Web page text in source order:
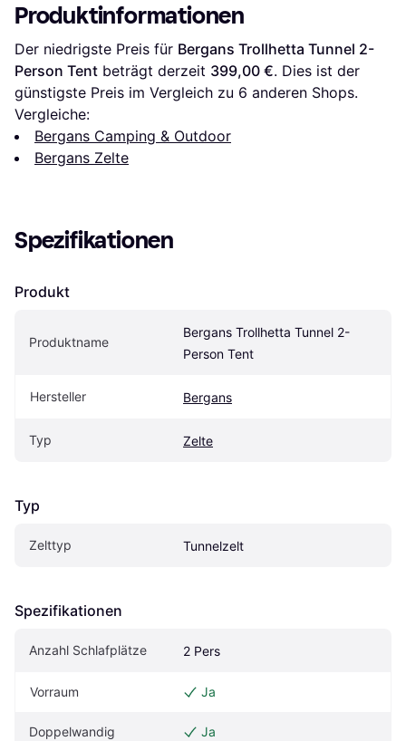
Produktinformationen
Der niedrigste Preis für Bergans Trollhetta Tunnel 2-
Person Tent beträgt derzeit 399,00 €. Dies ist der
günstigste Preis im Vergleich zu 6 anderen Shops.
Vergleiche:
Bergans Camping & Outdoor
Bergans Zelte
Spezifikationen
Produkt
Produktname
Bergans Trollhetta Tunnel 2-
Person Tent
Hersteller Bergans
Typ Zelte
Typ
Zelttyp Tunnelzelt
Spezifikationen
Anzahl Schlafplätze 2 Pers
Vorraum Ja
Doppelwandig Ja